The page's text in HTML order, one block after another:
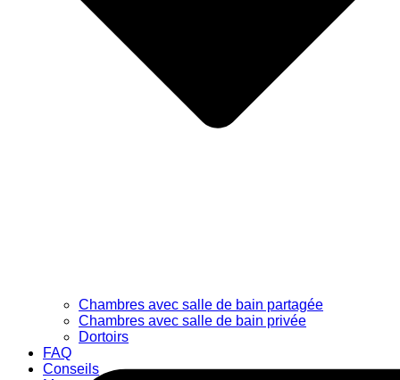
Chambres avec salle de bain partagée
Chambres avec salle de bain privée
Dortoirs
FAQ
Conseils